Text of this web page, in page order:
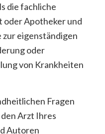
die fachliche
oder Apotheker und
zur eigenständigen
oder
von Krankheiten
Fragen
Arzt Ihres
Autoren